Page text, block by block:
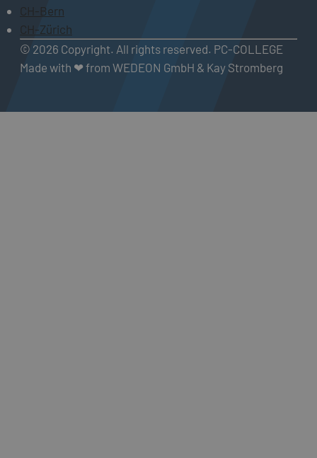
CH-Bern
CH-Zürich
© 2026 Copyright. All rights reserved. PC-COLLEGE
Made with ❤ from WEDEON GmbH & Kay Stromberg